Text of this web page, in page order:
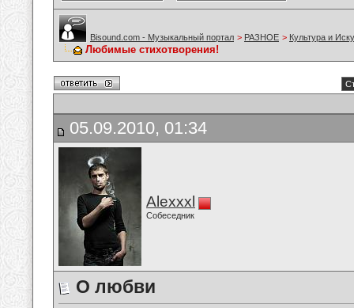
Bisound.com - Музыкальный портал > РАЗНОЕ > Культура и
Любимые стихотворения!
05.09.2010, 01:34
Alexxxl
Собеседник
О любви